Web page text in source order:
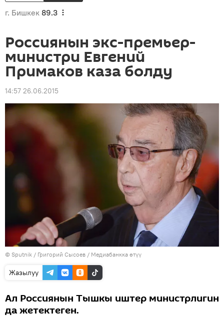
г. Бишкек 89.3
Россиянын экс-премьер-
министри Евгений
Примаков каза болду
14:57 26.06.2015
© Sputnik / Григорий Сысоев / Медиабанкка өтүү
Жазылуу
Ал Россиянын Тышкы иштер министрлигин
да жетектеген.